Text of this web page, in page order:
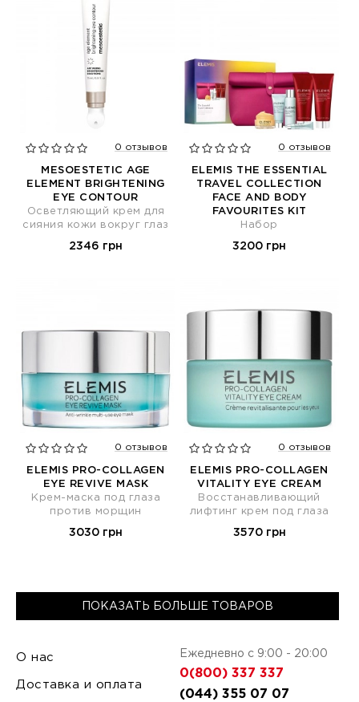
0 отзывов
MESOESTETIC AGE
ELEMENT BRIGHTENING
EYE CONTOUR
Осветляющий крем для
сияния кожи вокруг глаз
2346 грн
0 отзывов
ELEMIS THE ESSENTIAL
TRAVEL COLLECTION
FACE AND BODY
FAVOURITES KIT
Набор
3200 грн
0 отзывов
ELEMIS PRO-COLLAGEN
EYE REVIVE MASK
Крем-маска под глаза
против морщин
3030 грн
0 отзывов
ELEMIS PRO-COLLAGEN
VITALITY EYE CREAM
Восстанавливающий
лифтинг крем под глаза
3570 грн
ПОКАЗАТЬ БОЛЬШЕ ТОВАРОВ
О нас
Доставка и оплата
Ежедневно с 9:00 - 20:00
0(800) 337 337
(044) 355 07 07